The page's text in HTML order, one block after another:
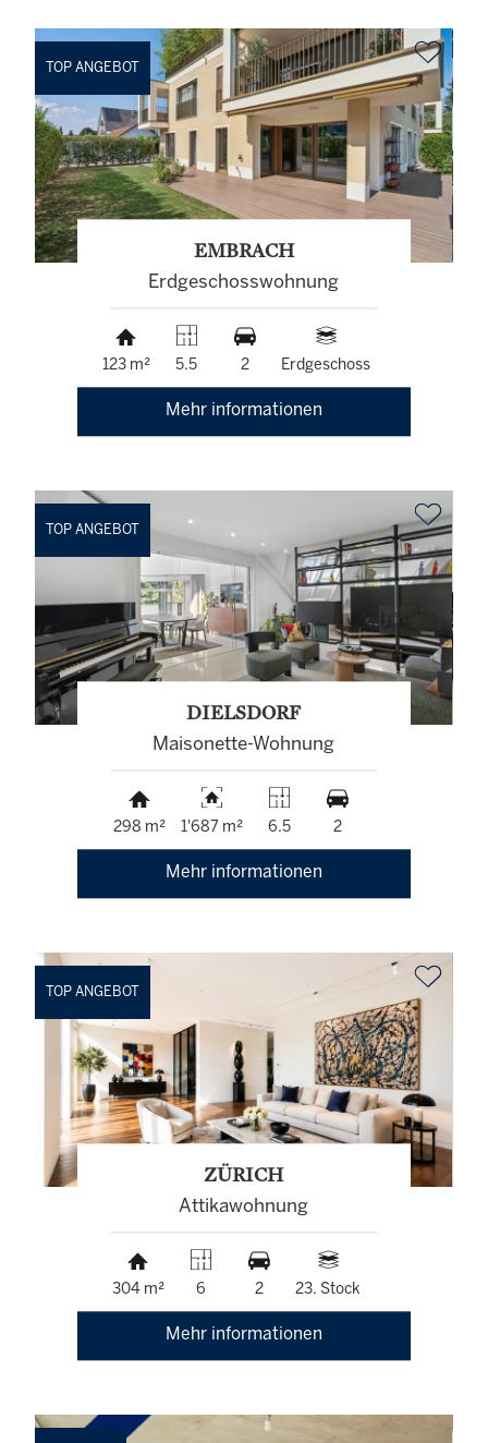
TOP ANGEBOT
EMBRACH
Erdgeschosswohnung
123 m² 5.5 2 Erdgeschoss
Mehr informationen
TOP ANGEBOT
DIELSDORF
Maisonette-Wohnung
298 m² 1'687 m² 6.5 2
Mehr informationen
TOP ANGEBOT
ZÜRICH
Attikawohnung
304 m² 6 2 23. Stock
Mehr informationen